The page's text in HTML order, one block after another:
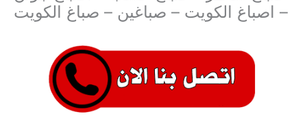
– اصباغ الكويت – صباغين – صباغ الكويت